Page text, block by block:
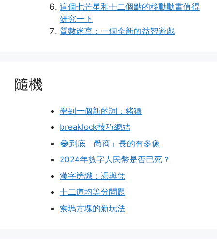
這個七芒星和十二個點的移動動畫值得
研究一下
質數迷宮：一個全新的益智遊戲
隨機
學到一個新的詞：豬玀
breaklock技巧總結
😂到底「咼商」長的有多像
2024年數字人民幣是否已死？
漢字辨識：憑與凭
十二道均等分問題
索瑪方塊的新玩法